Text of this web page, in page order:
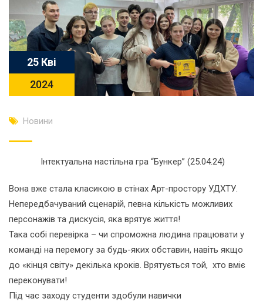
25 Кві
2024
Новини
Інтектуальна настільна гра “Бункер” (25.04.24)
Вона вже стала класикою в стінах Арт-простору УДХТУ.
Непередбачуваний сценарій, певна кількість можливих
персонажів та дискусія, яка врятує життя!
Така собі перевірка – чи спроможна людина працювати у
команді на перемогу за будь-яких обставин, навіть якщо
до «кінця світу» декілька кроків. Врятується той, хто вміє
переконувати!
Під час заходу студенти здобули навички